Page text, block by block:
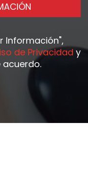
Información",
de Privacidad y